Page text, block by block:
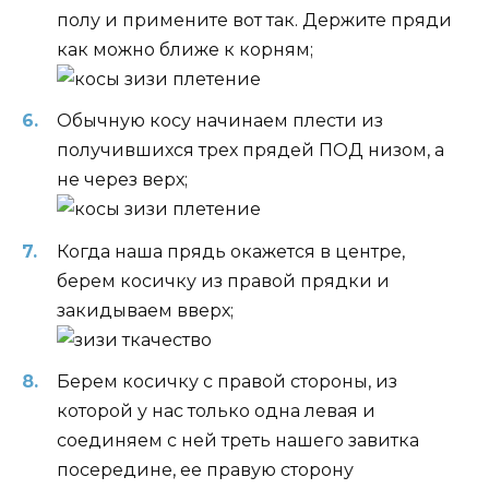
полу и примените вот так. Держите пряди
как можно ближе к корням;
Обычную косу начинаем плести из
получившихся трех прядей ПОД низом, а
не через верх;
Когда наша прядь окажется в центре,
берем косичку из правой прядки и
закидываем вверх;
Берем косичку с правой стороны, из
которой у нас только одна левая и
соединяем с ней треть нашего завитка
посередине, ее правую сторону